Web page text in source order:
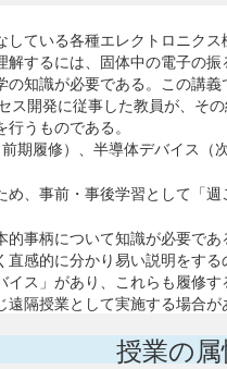
している各種エレクトロニク
解するには、固体中の電子の
の知識が必要である。この講
ス開発に従事した教員が、そ
うものである。
期履修）、半導体デバイス（
め、事前・事後学習として「
的事柄について知識が必要で
直感的に分かり易い説明をす
イス」があり、これらも履修
遠隔授業として実施する場合が
授業の